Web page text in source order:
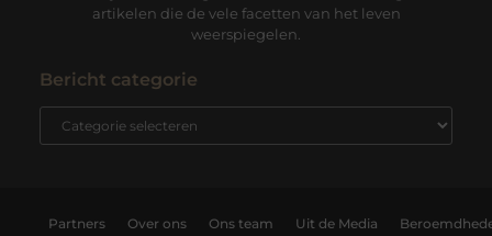
artikelen die de vele facetten van het leven
weerspiegelen.
Bericht categorie
Partners Over ons Ons team Uit de Media